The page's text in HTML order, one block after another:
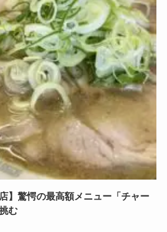
】驚愕の最高額メニュー「チャー
む